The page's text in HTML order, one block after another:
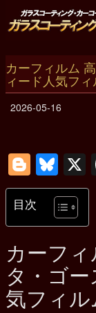
カーフィルム
ィード人気フ
2026-05-16
目次
カーフ
タ・ゴ
気フィ